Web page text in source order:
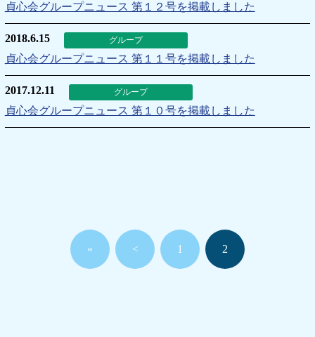
貞心会グループニュース 第１２号を掲載しました
2018.6.15 グループ
貞心会グループニュース 第１１号を掲載しました
2017.12.11 グループ
貞心会グループニュース 第１０号を掲載しました
« < 1 2